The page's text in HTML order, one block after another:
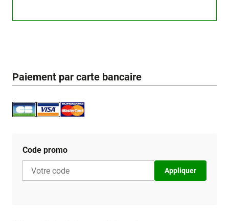
Paiement par carte bancaire
Code promo
Appliquer